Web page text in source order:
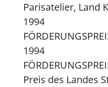
Parisatelier, Land
1994
1994
Preis des Landes